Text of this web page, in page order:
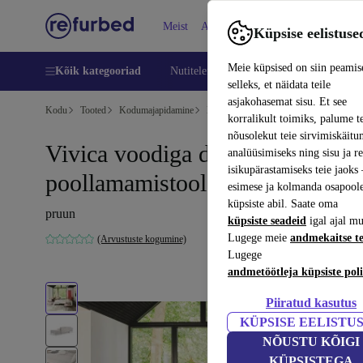
Küpsise
Meie küpsised on siin
selleks, et näidata teile
asjakohasemat sisu. Et see
korralikult toimiks, palume
nõusolekut teie
analüüsimiseks ning sisu ja
isikupärastamiseks teie
esimese ja kolmanda
küpsiste abil. Saate oma
küpsiste seadeid igal ajal
Lugege meie andmekaitse
Lugege
andmetöötleja küpsiste
Piiratud kasutus
KÜPSISE
NÕUSTU KÕIGI
Meist Abi
Kõik kategooriad Nutitelefoni Sülearvutid
Kodu Tooted Kodumajapidamine Mööbel
Vivica voodiga diivan vasak
poollamamistool Agnes Brown
pruun
(Arvustuste kogumine)